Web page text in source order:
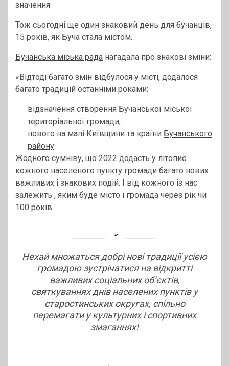
значення.
Тож сьогодні ще один знаковий день для бучанців,
15 років, як Буча стала містом.
Бучанська міська рада нагадала про знакові зміни:
«Відтоді багато змін відбулося у місті, додалося
багато традицій останніми роками:
відзначення створення Бучанської міської
територіальної громади;
нового на мапі Київщини та країни Бучанського
району.
Жодного сумніву, що 2022 додасть у літопис
кожного населеного пункту громади багато нових
важливих і знакових подій. І від кожного із нас
залежить , яким буде місто і громада через рік чи
100 років.
Нехай множаться добрі нові традиції усією
громадою зустрічатися на відкритті
важливих соціальних об’єктів,
святкуваннях днів населених пунктів у
старостинських округах, спільно
перемагати у культурних і спортивних
змаганнях!